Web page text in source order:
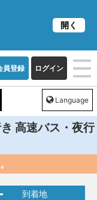
員登録 ログイン
Language
高速バス・夜行
到着地
開く